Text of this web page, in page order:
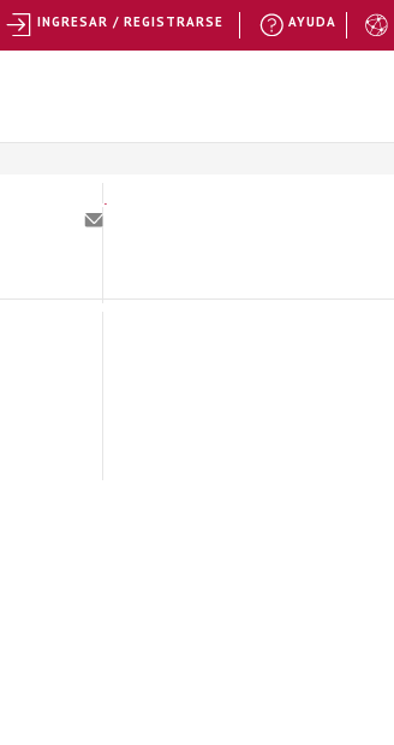
AYUDA
INGRESAR / REGISTRARSE